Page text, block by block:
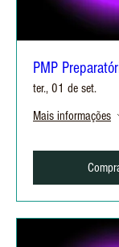
PMP
ter., 01 de set.
Mais informações